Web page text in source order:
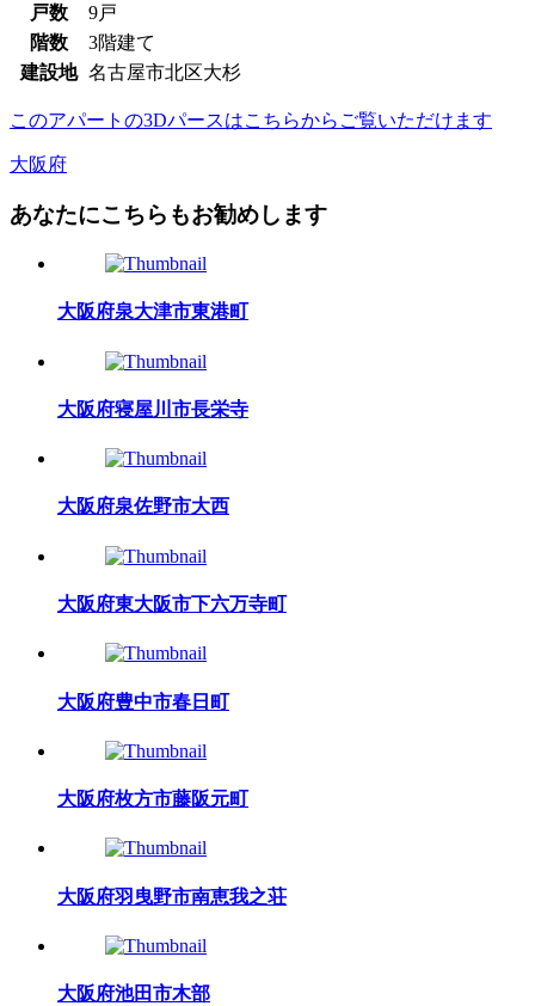
戸数
9戸
階数
3階建て
建設地 名古屋市北区大杉
このアパートの3Dパースはこちらからご覧いただけます
大阪府
あなたにこちらもお勧めします
大阪府泉大津市東港町
大阪府寝屋川市長栄寺
大阪府泉佐野市大西
大阪府東大阪市下六万寺町
大阪府豊中市春日町
大阪府枚方市藤阪元町
大阪府羽曳野市南恵我之荘
大阪府池田市木部